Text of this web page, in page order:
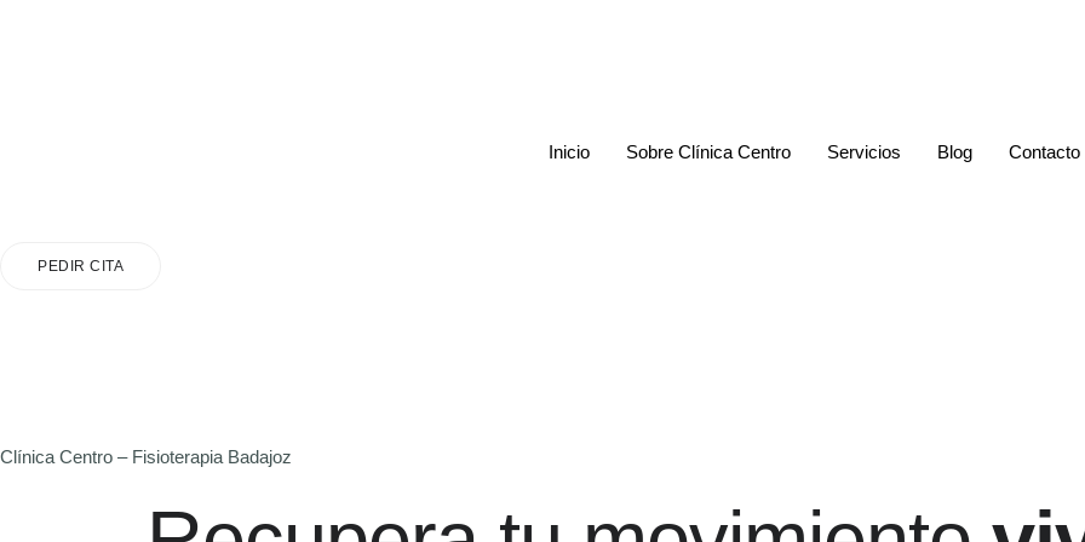
Inicio Sobre Clínica Centro Servicios Blog Contacto
PEDIR CITA
Clínica Centro – Fisioterapia Badajoz